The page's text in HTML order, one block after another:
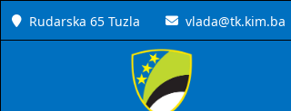
Rudarska 65 Tuzla vlada@tk.kim.ba